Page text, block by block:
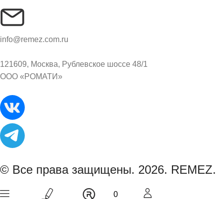
info@remez.com.ru
121609, Москва, Рублевское шоссе 48/1
ООО «РОМАТИ»
© Все права защищены. 2026. REMEZ.
0